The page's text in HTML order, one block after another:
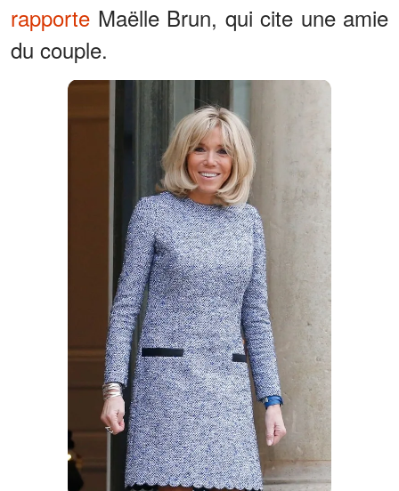
rapporte Maëlle Brun, qui cite une amie
du couple.